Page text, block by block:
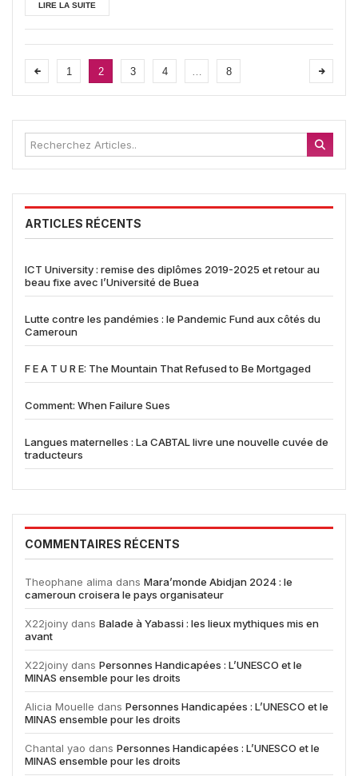
LIRE LA SUITE
1 2 3 4 … 8
ARTICLES RÉCENTS
ICT University : remise des diplômes 2019-2025 et retour au
beau fixe avec l’Université de Buea
Lutte contre les pandémies : le Pandemic Fund aux côtés du
Cameroun
F E A T U R E: The Mountain That Refused to Be Mortgaged
Comment: When Failure Sues
Langues maternelles : La CABTAL livre une nouvelle cuvée de
traducteurs
COMMENTAIRES RÉCENTS
Theophane alima dans Mara’monde Abidjan 2024 : le
cameroun croisera le pays organisateur
X22joiny dans Balade à Yabassi : les lieux mythiques mis en
avant
X22joiny dans Personnes Handicapées : L’UNESCO et le
MINAS ensemble pour les droits
Alicia Mouelle dans Personnes Handicapées : L’UNESCO et le
MINAS ensemble pour les droits
Chantal yao dans Personnes Handicapées : L’UNESCO et le
MINAS ensemble pour les droits